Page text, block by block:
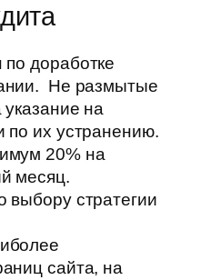
доработке
Не размытые
на
по их устранению.
20% на
месяц.
выбору стратегии
сайта, на